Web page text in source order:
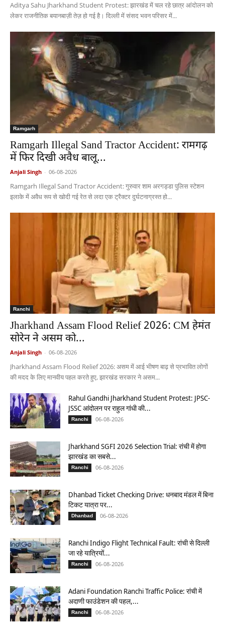
Aditya Sahu Jharkhand Student Protest: झारखंड में चल रहे छात्र आंदोलन को
लेकर राजनीतिक बयानबाज़ी तेज़ हो गई है। दिल्ली में संसद भवन परिसर में...
Ramgarh
Ramgarh Illegal Sand Tractor Accident: रामगढ़
में फिर दिखी अवैध बालू...
Anjali Singh - 06-08-2026
Ramgarh Illegal Sand Tractor Accident: गुरुवार शाम अरगड्डा पुलिस स्टेशन
इलाके में अवैध रूप से खोदी गई रेत से लदा एक ट्रैक्टर दुर्घटनाग्रस्त हो...
Ranchi
Jharkhand Assam Flood Relief 2026: CM हेमंत
सोरेन ने असम को...
Anjali Singh - 06-08-2026
Jharkhand Assam Flood Relief 2026: असम में आई भीषण बाढ़ से प्रभावित लोगों
की मदद के लिए मानवीय पहल करते हुए, झारखंड सरकार ने असम...
Rahul Gandhi Jharkhand Student Protest: JPSC-
JSSC आंदोलन पर राहुल गांधी की...
Ranchi 06-08-2026
Jharkhand SGFI 2026 Selection Trial: रांची में होगा
झारखंड का सबसे...
Ranchi 06-08-2026
Dhanbad Ticket Checking Drive: धनबाद मंडल में बिना
टिकट यात्रा पर...
Dhanbad 06-08-2026
Ranchi Indigo Flight Technical Fault: रांची से दिल्ली
जा रहे यात्रियों...
Ranchi 06-08-2026
Adani Foundation Ranchi Traffic Police: रांची में
अदाणी फाउंडेशन की पहल,...
Ranchi 06-08-2026